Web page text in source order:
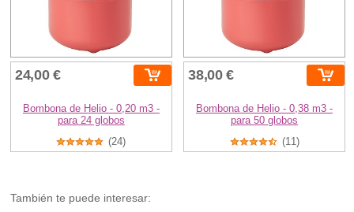
24,00 €
Bombona de Helio - 0,20 m3 -
para 24 globos
(24)
38,00 €
Bombona de Helio - 0,38 m3 -
para 50 globos
(11)
También te puede interesar: